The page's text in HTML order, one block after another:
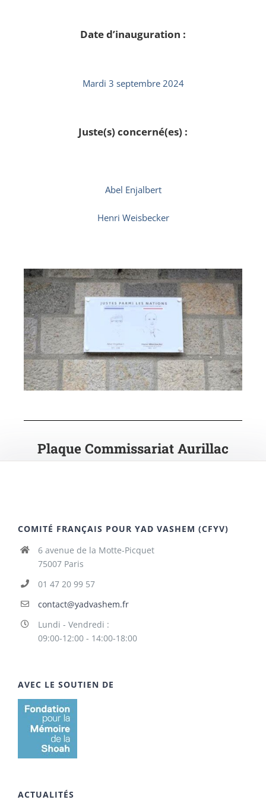
Date d’inauguration :
Mardi 3 septembre 2024
Juste(s) concerné(es) :
Abel Enjalbert
Henri Weisbecker
Plaque Commissariat Aurillac
COMITÉ FRANÇAIS POUR YAD VASHEM (CFYV)
6 avenue de la Motte-Picquet
75007 Paris
01 47 20 99 57
contact@yadvashem.fr
Lundi - Vendredi :
09:00-12:00 - 14:00-18:00
AVEC LE SOUTIEN DE
ACTUALITÉS